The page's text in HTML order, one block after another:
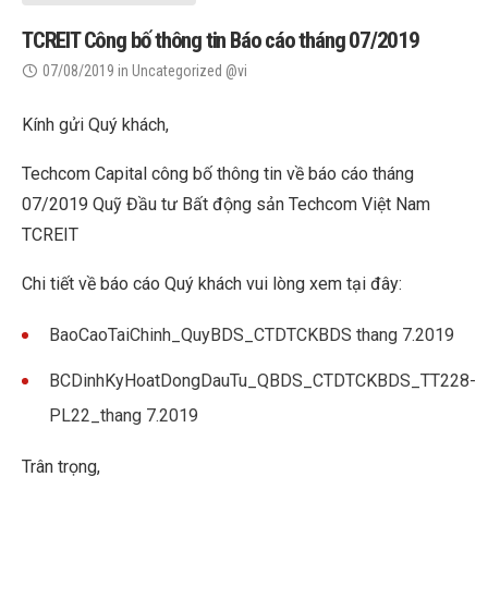
TCREIT Công bố thông tin Báo cáo tháng 07/2019
07/08/2019 in Uncategorized @vi
Kính gửi Quý khách,
Techcom Capital công bố thông tin về báo cáo tháng
07/2019 Quỹ Đầu tư Bất động sản Techcom Việt Nam
TCREIT
Chi tiết về báo cáo Quý khách vui lòng xem tại đây:
BaoCaoTaiChinh_QuyBDS_CTDTCKBDS thang 7.2019
BCDinhKyHoatDongDauTu_QBDS_CTDTCKBDS_TT228-
PL22_thang 7.2019
Trân trọng,